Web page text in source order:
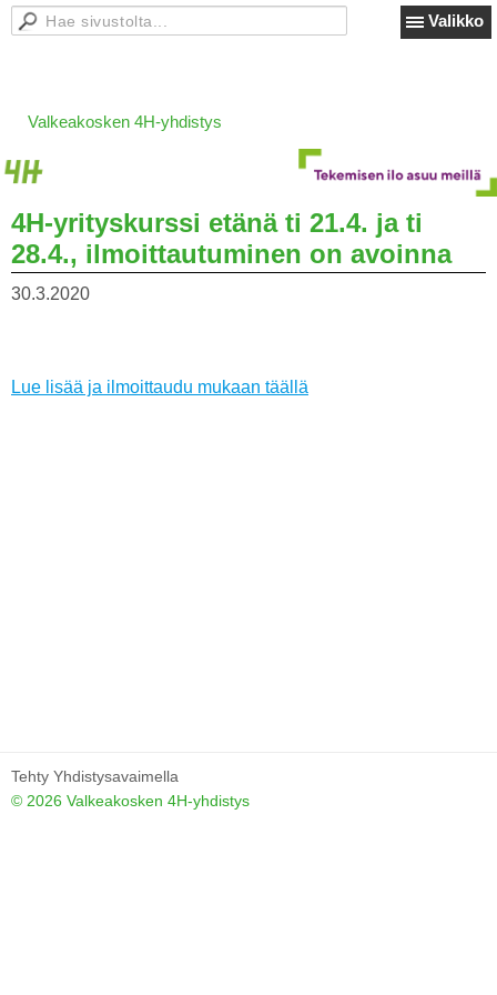
Valikko
Valkeakosken 4H-yhdistys
4H-yrityskurssi etänä ti 21.4. ja ti
28.4., ilmoittautuminen on avoinna
30.3.2020
Lue lisää ja ilmoittaudu mukaan täällä
Tehty Yhdistysavaimella
© 2026 Valkeakosken 4H-yhdistys